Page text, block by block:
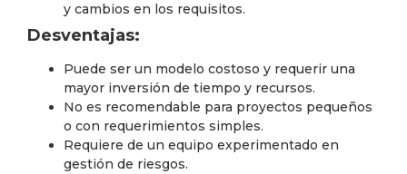
y cambios en los requisitos.
Desventajas:
Puede ser un modelo costoso y requerir una
mayor inversión de tiempo y recursos.
No es recomendable para proyectos pequeños
o con requerimientos simples.
Requiere de un equipo experimentado en
gestión de riesgos.